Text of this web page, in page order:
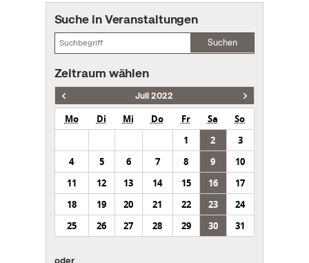
Suche in Veranstaltungen
Suchen
Zeitraum wählen
Juli 2022
Mo Di Mi Do Fr Sa
So
1
2
3
4
5 6 7 8 9
10
11
12 13 14 15 16
17
18
19 20 21 22 23
24
25
26 27 28 29 30 31